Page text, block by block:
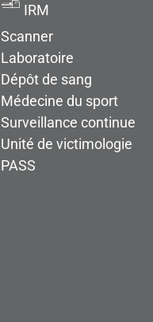
IRM
Scanner
Laboratoire
Dépôt de sang
Médecine du sport
Surveillance continue
Unité de victimologie
PASS